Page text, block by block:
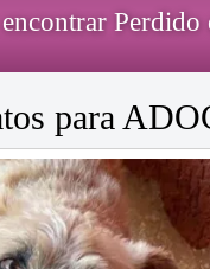
Perdido
para